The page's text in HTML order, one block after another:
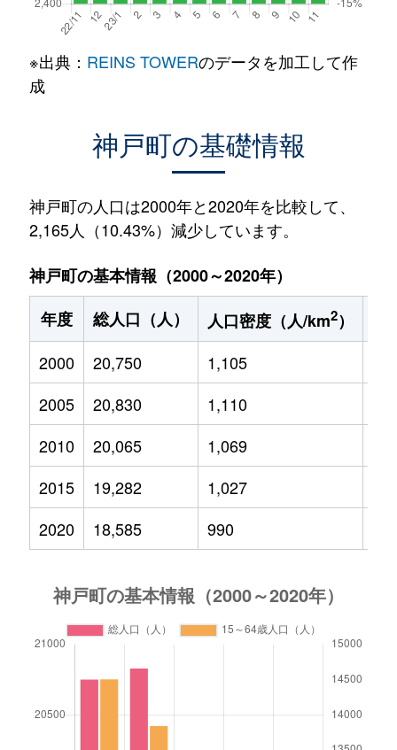
※出典： REINS TOWERのデータを加工して作
成
神戸町の基礎情報
神戸町の人口は2000年と2020年を比較して、
2,165人（10.43%）減少しています。
神戸町の基本情報（2000～2020年）
年度
総人口（人） 人口密度（人/km2）
2000
20,750 1,105
2005
20,830 1,110
2010
20,065 1,069
2015
19,282 1,027
2020
18,585 990